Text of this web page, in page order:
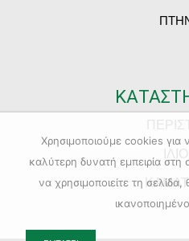
Χρησιμοποιούμε cookies
καλύτερη δυνατή εμπειρία στη
να χρησιμοποιείτε τη